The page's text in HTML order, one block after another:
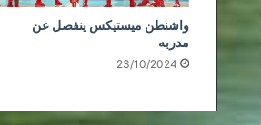
واشنطن ميستيكس ينفصل عن
مدربه
23/10/2024